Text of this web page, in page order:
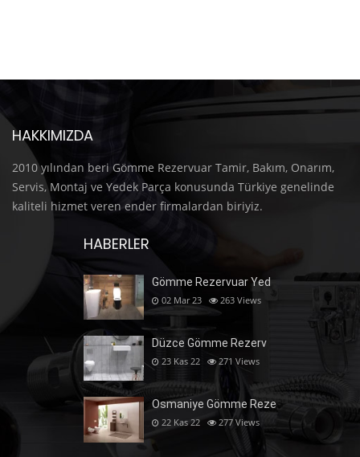
HAKKIMIZDA
2010 yılından beri Gömme Rezervuar Tamir, Bakım, Onarım,
Servis, Montaj ve Yedek Parça konusunda Türkiye genelinde
kaliteli hizmet veren ender firmalardan biriyiz.
HABERLER
Gömme Rezervuar Yed
02 Mar 23 263 Views
Düzce Gömme Rezerv
23 Kas 22 271 Views
Osmaniye Gömme Reze
22 Kas 22 277 Views